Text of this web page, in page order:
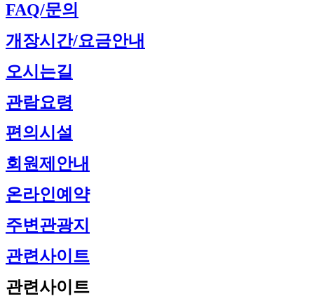
FAQ/문의
개장시간/요금안내
오시는길
관람요령
편의시설
회원제안내
온라인예약
주변관광지
관련사이트
관련사이트